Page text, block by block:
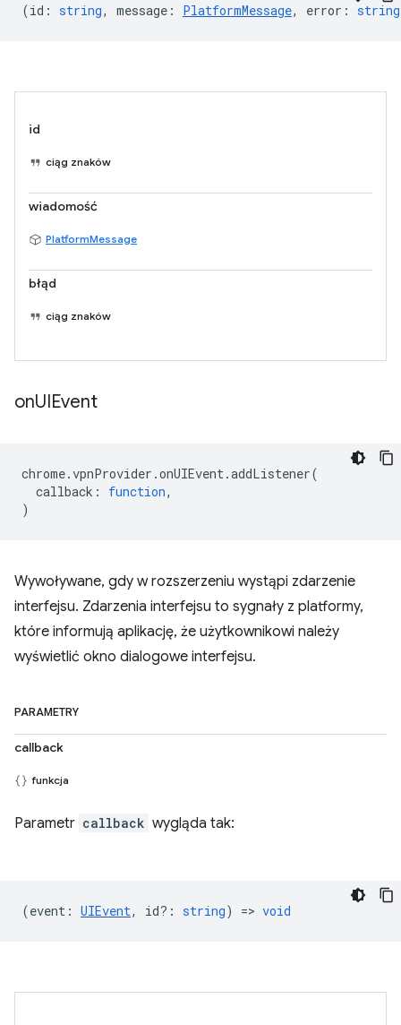
(id : string, message : PlatformMessage, error : string
id
ciąg znaków
wiadomość
PlatformMessage
błąd
ciąg znaków
onUIEvent
chrome.vpnProvider .onUIEvent.addListener(
callback : function,
)
Wywoływane, gdy w rozszerzeniu wystąpi zdarzenie
interfejsu. Zdarzenia interfejsu to sygnały z platformy,
które informują aplikację, że użytkownikowi należy
wyświetlić okno dialogowe interfejsu.
PARAMETRY
callback
funkcja
Parametr callback wygląda tak:
(event : UIEvent, id? : string) => void